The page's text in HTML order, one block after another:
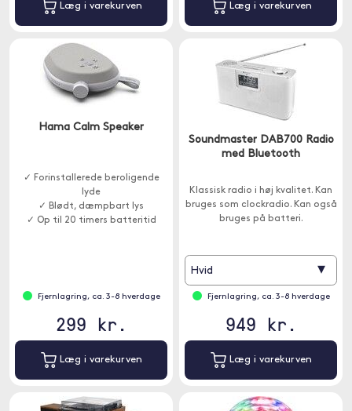
Læg i varekurven Læg i varekurven
Hama Calm Speaker
✓ Forinstallerede beroligende
lyde
✓ Blødt, dæmpbart lys
✓ Op til 20 timers batteritid
Fjernlagring, ca. 3-8 hverdage
299 kr.
Læg i varekurven
Soundmaster DAB700 Radio
med Bluetooth
Klassisk radio i høj kvalitet. Kan
bruges som clockradio. Kan også
bruges på batteri.
Hvid ▾
Fjernlagring, ca. 3-8 hverdage
949 kr.
Læg i varekurven